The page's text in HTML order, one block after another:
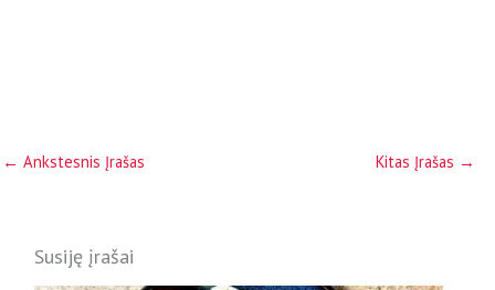
← Ankstesnis Įrašas Kitas Įrašas →
Susiję įrašai